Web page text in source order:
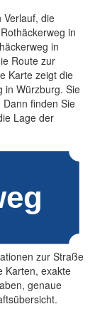
Verlauf, die
in
in
Route zur
Karte zeigt die
in Würzburg. Sie
finden Sie
Lage der
zur Straße
Karten, exakte
genaue